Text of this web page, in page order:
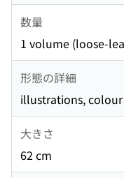
数量
1 volume (loose-
形態の詳細
illustrations,
大きさ
62 cm